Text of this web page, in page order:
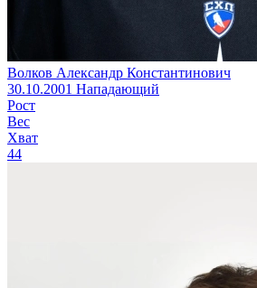
Волков Александр Константинович
30.10.2001 Нападающий
Рост
Вес
Хват
44